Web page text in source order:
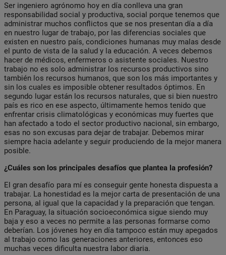
Ser ingeniero agrónomo hoy en día conlleva una gran
responsabilidad social y productiva, social porque tenemos que
administrar muchos conflictos que se nos presentan día a día
en nuestro lugar de trabajo, por las diferencias sociales que
existen en nuestro país, condiciones humanas muy malas desde
el punto de vista de la salud y la educación. A veces debemos
hacer de médicos, enfermeros o asistente sociales. Nuestro
trabajo no es solo administrar los recursos productivos sino
también los recursos humanos, que son los más importantes y
sin los cuales es imposible obtener resultados óptimos. En
segundo lugar están los recursos naturales, que si bien nuestro
país es rico en ese aspecto, últimamente hemos tenido que
enfrentar crisis climatológicas y económicas muy fuertes que
han afectado a todo el sector productivo nacional, sin embargo,
esas no son excusas para dejar de trabajar. Debemos mirar
siempre hacia adelante y seguir produciendo de la mejor manera
posible.
¿Cuáles son los principales desafíos que plantea la profesión?
El gran desafío para mí es conseguir gente honesta dispuesta a
trabajar. La honestidad es la mejor carta de presentación de una
persona, al igual que la capacidad y la preparación que tengan.
En Paraguay, la situación socioeconómica sigue siendo muy
baja y eso a veces no permite a las personas formarse como
deberían. Los jóvenes hoy en día tampoco están muy apegados
al trabajo como las generaciones anteriores, entonces eso
muchas veces dificulta nuestra labor diaria.